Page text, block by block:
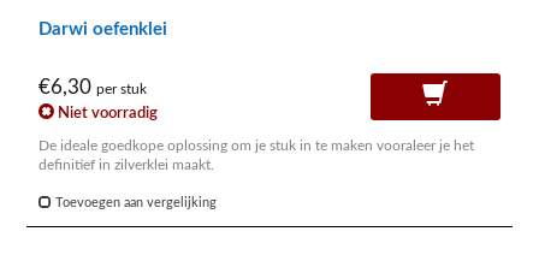
Darwi oefenklei
€6,30 per stuk
Niet voorradig
De ideale goedkope oplossing om je stuk in te maken vooraleer je het
definitief in zilverklei maakt.
Toevoegen aan vergelijking